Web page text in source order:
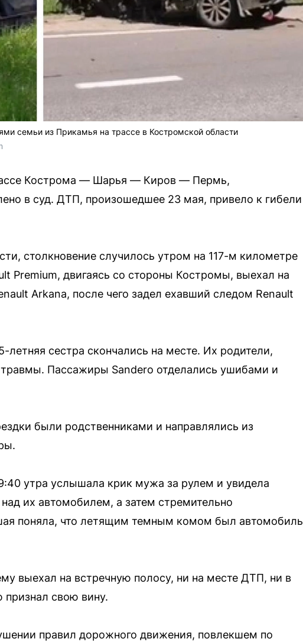
семьи из Прикамья на трассе в Костромской области
Кострома — Шарья — Киров — Пермь,
в суд. ДТП, произошедшее 23 мая, привело к гибели
столкновение случилось утром на 117-м километре
Premium, двигаясь со стороны Костромы, выехал на
Arkana, после чего задел ехавший следом Renault
сестра скончались на месте. Их родители,
Пассажиры Sandero отделались ушибами и
были родственниками и направлялись из
утра услышала крик мужа за рулем и увидела
их автомобилем, а затем стремительно
поняла, что летящим темным комом был автомобиль
выехал на встречную полосу, ни на месте ДТП, ни в
признал свою вину.
правил дорожного движения, повлекшем по